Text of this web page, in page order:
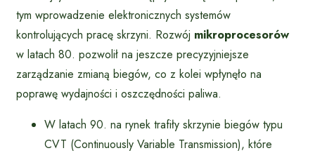
tym wprowadzenie elektronicznych systemów
kontrolujących pracę skrzyni. Rozwój mikroprocesorów
w latach 80. pozwolił na jeszcze precyzyjniejsze
zarządzanie zmianą biegów, co z kolei wpłynęło na
poprawę wydajności i oszczędności paliwa.
W latach 90. na rynek trafiły skrzynie biegów typu
CVT (Continuously Variable Transmission), które